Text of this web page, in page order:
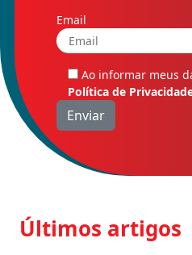
Email
Ao informar meus
Política de
Últimos artigos